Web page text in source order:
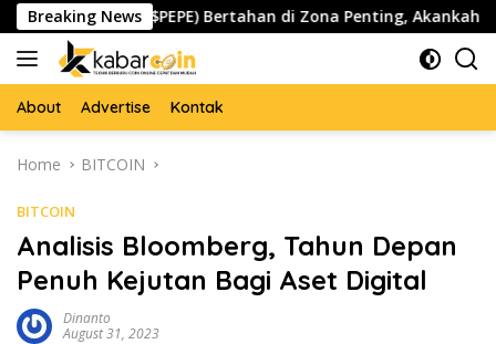
Skip
to
content
Breaking News
Pepe ($PEPE) Bertahan di Zona Penting, Akankah Memicu
About Advertise Kontak
Home BITCOIN
BITCOIN
Analisis Bloomberg, Tahun Depan
Penuh Kejutan Bagi Aset Digital
Dinanto
August 31, 2023